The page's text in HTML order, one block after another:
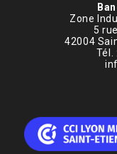
Zone
5
42004
Tél.